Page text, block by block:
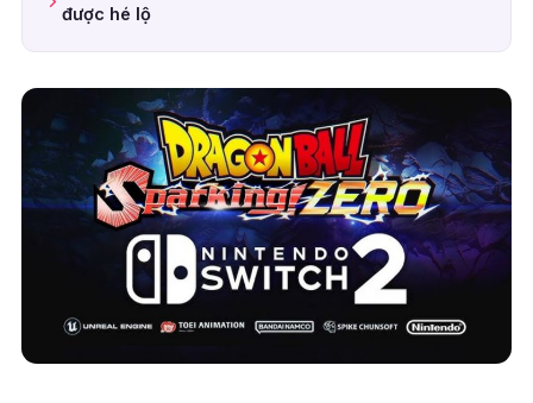
được hé lộ